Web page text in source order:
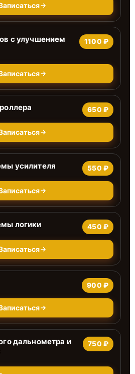
с улучшением
1100 ₽
650 ₽
усилителя 550 ₽
логики 450 ₽
900 ₽
дальнометра и
750 ₽